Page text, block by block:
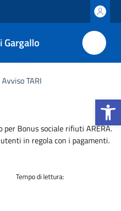
Apri la
Gargallo
Avviso TARI
Bonus sociale rifiuti ARERA.
in regola con i pagamenti.
Tempo di lettura: